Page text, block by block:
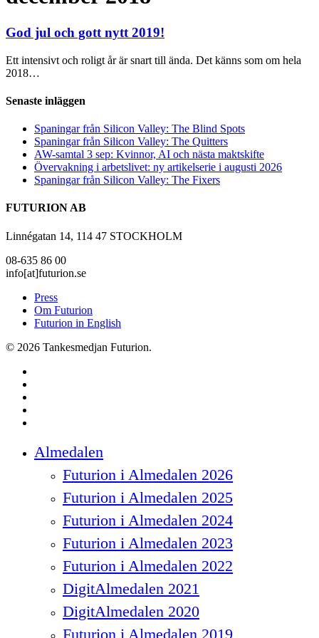
God jul och gott nytt 2019!
Ett intensivt och roligt år är snart till ända. Det känns som om hela
2018…
Senaste inläggen
Spaningar från Silicon Valley: The Blind Spots
Spaningar från Silicon Valley: The Quitters
AW-samtal 3 sep: Kvinnor, AI och nästa maktskifte
Övervakning i arbetslivet: ny artikelserie i augusti 2026
Spaningar från Silicon Valley: The Fixers
FUTURION AB
Linnégatan 14, 114 47 STOCKHOLM
08-635 86 00
info[at]futurion.se
Press
Om Futurion
Futurion in English
© 2026 Tankesmedjan Futurion.
Menu
Almedalen
Futurion i Almedalen 2026
Futurion i Almedalen 2025
Futurion i Almedalen 2024
Futurion i Almedalen 2023
Futurion i Almedalen 2022
DigitAlmedalen 2021
DigitAlmedalen 2020
Futurion i Almedalen 2019